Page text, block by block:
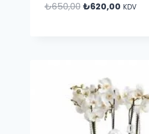
₺650,00 ₺620,00 KDV